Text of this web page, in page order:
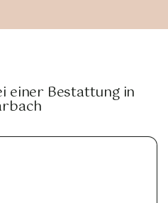
einer Bestattung in